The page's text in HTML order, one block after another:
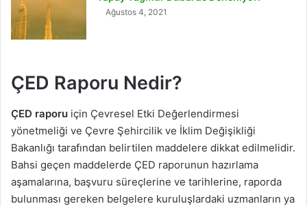
Ağustos 4, 2021
ÇED Raporu Nedir?
ÇED raporu için Çevresel Etki Değerlendirmesi
yönetmeliği ve Çevre Şehircilik ve İklim Değişikliği
Bakanlığı tarafından belirtilen maddelere dikkat edilmelidir.
Bahsi geçen maddelerde ÇED raporunun hazırlama
aşamalarına, başvuru süreçlerine ve tarihlerine, raporda
bulunması gereken belgelere kuruluşlardaki uzmanların ya